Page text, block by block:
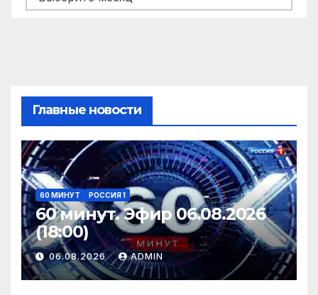
Главные новости
60 МИНУТ РОССИЯ 1
60 минут. Эфир 06.08.2026
(18:00)
06.08.2026 ADMIN